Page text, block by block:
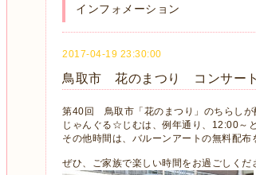
インフォメーション
2017-04-19 23:30:00
鳥取市 花のまつり コンサー
第40回 鳥取市「花のまつり」のちらしが
じゃんぐる☆じむは、例年通り、12:00～
その他時間は、バルーンアートの無料配布
ぜひ、ご家族で楽しい時間をお過ごしくだ